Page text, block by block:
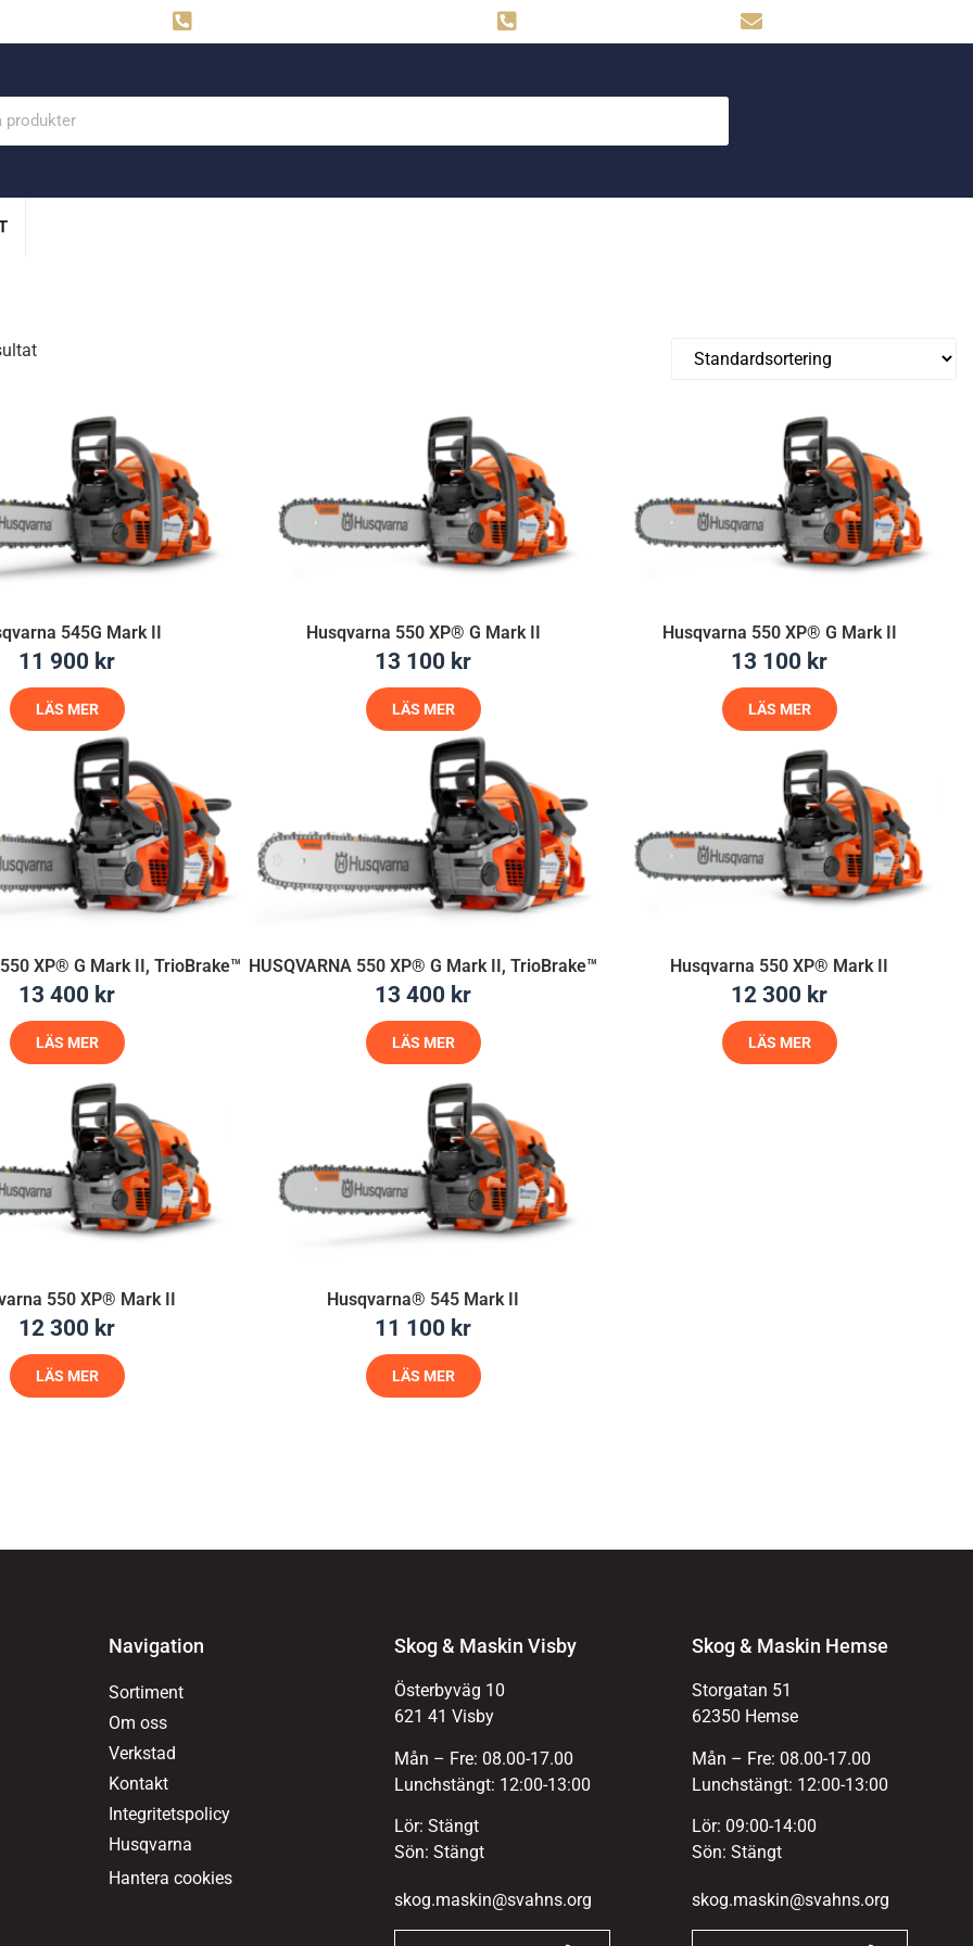
545G Mark II
11 900 kr
LÄS MER
Husqvarna 550 XP® G Mark II
13 100 kr
LÄS MER
Husqvarna 550 XP® G Mark II
13 100 kr
LÄS MER
550 XP® G Mark II, TrioBrake™
13 400 kr
LÄS MER
HUSQVARNA 550 XP® G Mark II, TrioBrake™
13 400 kr
LÄS MER
Husqvarna 550 XP® Mark II
12 300 kr
LÄS MER
550 XP® Mark II
12 300 kr
LÄS MER
Husqvarna® 545 Mark II
11 100 kr
LÄS MER
Navigation
Sortiment
Om oss
Verkstad
Kontakt
Integritetspolicy
Husqvarna
Hantera cookies
Skog & Maskin Visby
Österbyväg 10
621 41 Visby
Mån – Fre: 08.00-17.00
Lunchstängt: 12:00-13:00
Lör: Stängt
Sön: Stängt
skog.maskin@svahns.org
Skog & Maskin Hemse
Storgatan 51
62350 Hemse
Mån – Fre: 08.00-17.00
Lunchstängt: 12:00-13:00
Lör: 09:00-14:00
Sön: Stängt
skog.maskin@svahns.org